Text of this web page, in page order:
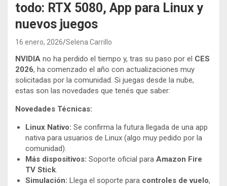
todo: RTX 5080, App para Linux y
nuevos juegos
16 enero, 2026 Selena Carrillo
NVIDIA no ha perdido el tiempo y, tras su paso por el CES
2026, ha comenzado el año con actualizaciones muy
solicitadas por la comunidad. Si juegas desde la nube,
estas son las novedades que tenés que saber:
Novedades Técnicas:
Linux Nativo: Se confirma la futura llegada de una app
nativa para usuarios de Linux (algo muy pedido por la
comunidad).
Más dispositivos: Soporte oficial para Amazon Fire
TV Stick.
Simulación: Llega el soporte para controles de vuelo,